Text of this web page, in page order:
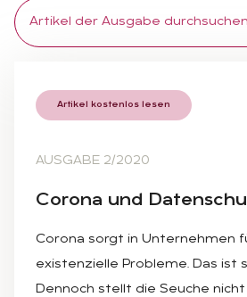
Artikel kostenlos lesen
AUSGABE 2/2020
Co­ro­na und
Corona sorgt in Unternehmen
existenzielle Probleme. Das ist
Dennoch stellt die Seuche